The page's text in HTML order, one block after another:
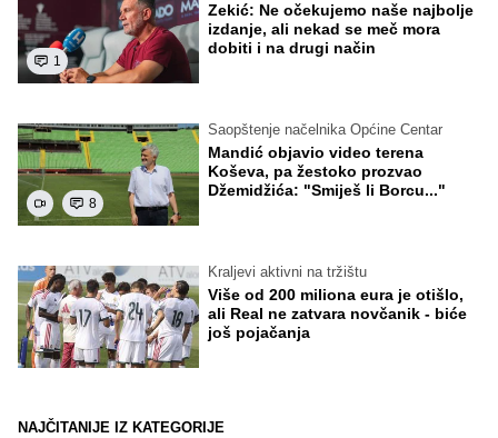
1
Zekić: Ne očekujemo naše najbolje
izdanje, ali nekad se meč mora
dobiti i na drugi način
8
Saopštenje načelnika Općine Centar
Mandić objavio video terena
Koševa, pa žestoko prozvao
Džemidžića: "Smiješ li Borcu..."
Kraljevi aktivni na tržištu
Više od 200 miliona eura je otišlo,
ali Real ne zatvara novčanik - biće
još pojačanja
NAJČITANIJE IZ KATEGORIJE